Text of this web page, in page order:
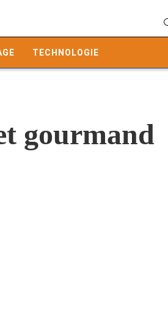
TECHNOLOGIE
gourmand